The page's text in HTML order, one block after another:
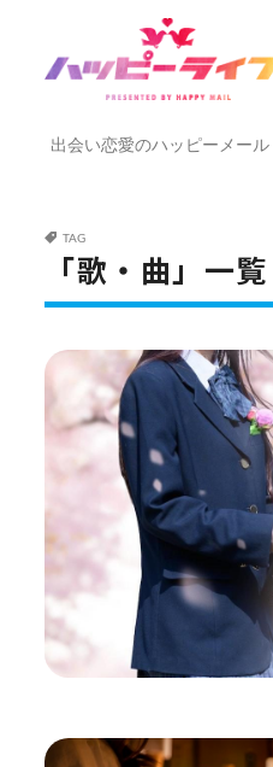
出会い恋愛のハッピーメール
TAG
「歌・曲」一覧